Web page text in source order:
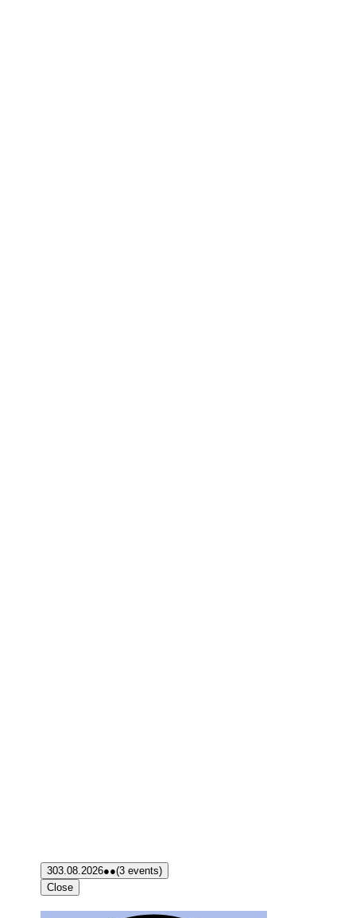
303.08.2026●●(3 events)
Close